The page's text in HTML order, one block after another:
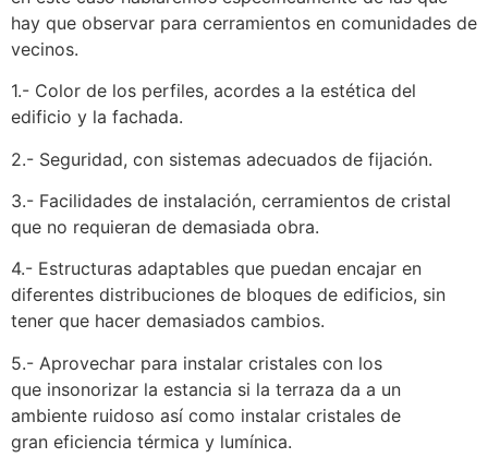
hay que observar para cerramientos en comunidades de
vecinos.
1.- Color de los perfiles, acordes a la estética del
edificio y la fachada.
2.- Seguridad, con sistemas adecuados de fijación.
3.- Facilidades de instalación, cerramientos de cristal
que no requieran de demasiada obra.
4.- Estructuras adaptables que puedan encajar en
diferentes distribuciones de bloques de edificios, sin
tener que hacer demasiados cambios.
5.- Aprovechar para instalar cristales con los
que insonorizar la estancia si la terraza da a un
ambiente ruidoso así como instalar cristales de
gran eficiencia térmica y lumínica.